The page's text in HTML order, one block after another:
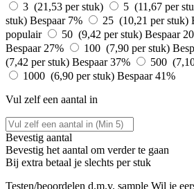
3 (21,53 per stuk)
5 (11,67 per
stuk) Bespaar 7% 25 (10,21 per stuk)
populair
50 (9,42 per stuk) Bespaar
Bespaar 27%
100 (7,90 per stuk)
(7,42 per stuk) Bespaar 37% 500
1000 (6,90 per stuk) Bespaar 41%
Vul zelf een aantal in
Bevestig aantal
Bevestig het aantal om verder te gaan
Bij extra betaal je slechts per stuk
Testen/beoordelen d.m.v. sample Wil je